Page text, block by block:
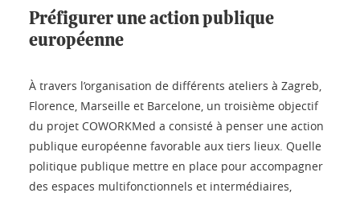
Préfigurer une action publique
européenne
À travers l’organisation de différents ateliers à Zagreb,
Florence, Marseille et Barcelone, un troisième objectif
du projet COWORKMed a consisté à penser une action
publique européenne favorable aux tiers lieux. Quelle
politique publique mettre en place pour accompagner
des espaces multifonctionnels et intermédiaires,